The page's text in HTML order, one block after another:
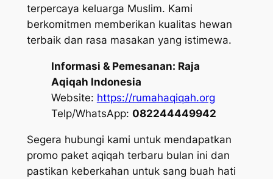
terpercaya keluarga Muslim. Kami
berkomitmen memberikan kualitas hewan
terbaik dan rasa masakan yang istimewa.
Informasi & Pemesanan: Raja
Aqiqah Indonesia
Website: https://rumahaqiqah.org
Telp/WhatsApp: 082244449942
Segera hubungi kami untuk mendapatkan
promo paket aqiqah terbaru bulan ini dan
pastikan keberkahan untuk sang buah hati